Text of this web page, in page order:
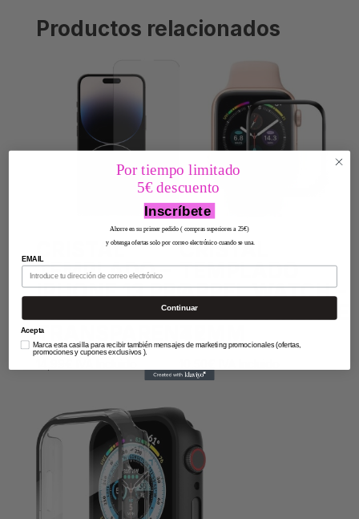
Productos relacionados
CRISTAL
TEMPLADO –
IPHONE 13 PRO
MAX –
TRANSPARENTE
CRISTAL
TEMPLADO
APPEL WATCH –
TRANSPARENTE
Por tiempo limitado
5€ descuento
Inscríbete
Ahorre en su primer pedido ( compras superiores a 25€)
y obtenga ofertas solo por correo electrónico cuando se una.
EMAIL
Continuar
Acepta
Marca esta casilla para recibir también mensajes de marketing promocionales (ofertas,
promociones y cupones exclusivos ).